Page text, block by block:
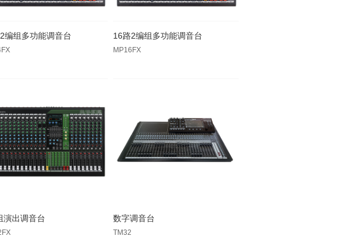
编组多功能调音台 16路2编组多功能调音台
MP16FX
演出调音台 数字调音台
TM32